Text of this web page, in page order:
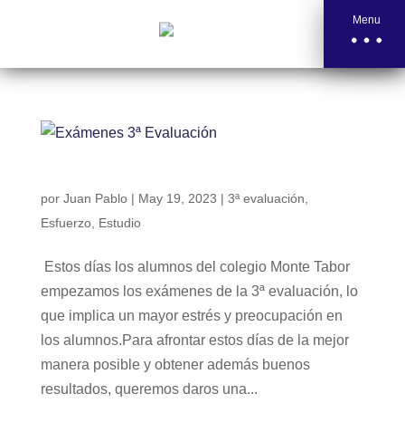
Menu
por Juan Pablo| May 19, 2023 | 3ª evaluación
Esfuerzo, Estudio
Estos días los alumnos del colegio Monte Tabor
empezamos los exámenes de la 3ª evaluación, lo
que implica un mayor estrés y preocupación en
los alumnos.Para afrontar estos días de la mejor
manera posible y obtener además buenos
resultados, queremos daros una...